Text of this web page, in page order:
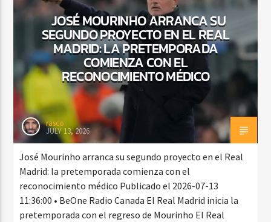
CURRENT SHOW
FREE STYLE
7:00 PM 9:00 PM
Beone Radio
JOSÉ MOURINHO ARRANCA SU
SEGUNDO PROYECTO EN EL REAL
MADRID: LA PRETEMPORADA
COMIENZA CON EL
RECONOCIMIENTO MÉDICO
rasco
JULY 13, 2026
José Mourinho arranca su segundo proyecto en el Real
Madrid: la pretemporada comienza con el
reconocimiento médico Publicado el 2026-07-13
11:36:00 • BeOne Radio Canada El Real Madrid inicia la
pretemporada con el regreso de Mourinho El Real